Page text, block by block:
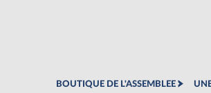
BOUTIQUE DE L'ASSEMBLEE